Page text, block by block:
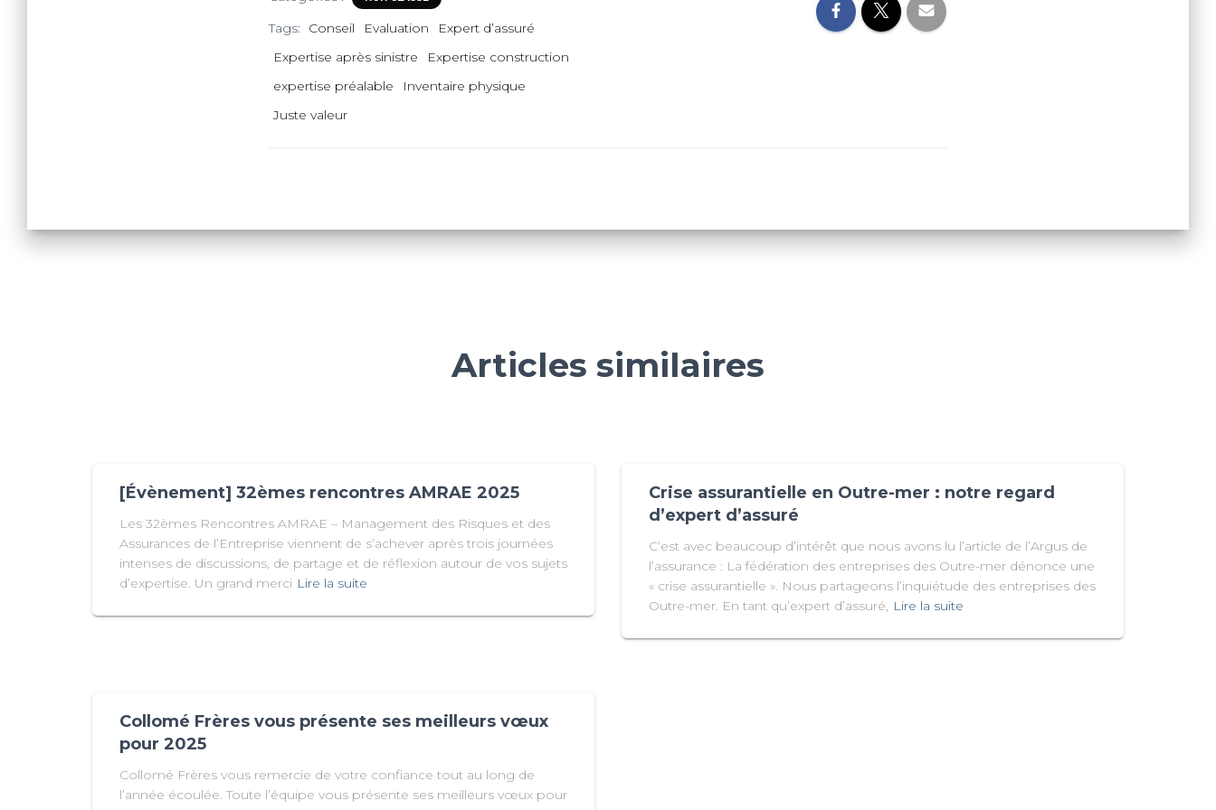
Tags: Conseil Evaluation
Expert d’assuré
Expertise après sinistre
Expertise construction
expertise préalable
Inventaire physique
Juste valeur
Articles similaires
[Évènement] 32èmes rencontres AMRAE 2025
Les 32èmes Rencontres AMRAE – Management des Risques et des
Assurances de l’Entreprise viennent de s’achever après trois journées
intenses de discussions, de partage et de réflexion autour de vos sujets
d’expertise. Un grand merci Lire la suite
Crise assurantielle en Outre-mer : notre regard
d’expert d’assuré
C’est avec beaucoup d’intérêt que nous avons lu l’article de l’Argus de
l’assurance : La fédération des entreprises des Outre-mer dénonce une
« crise assurantielle ». Nous partageons l’inquiétude des entreprises des
Outre-mer. En tant qu’expert d’assuré, Lire la suite
Collomé Frères vous présente ses meilleurs vœux
pour 2025
Collomé Frères vous remercie de votre confiance tout au long de
l’année écoulée. Toute l’équipe vous présente ses meilleurs vœux pour